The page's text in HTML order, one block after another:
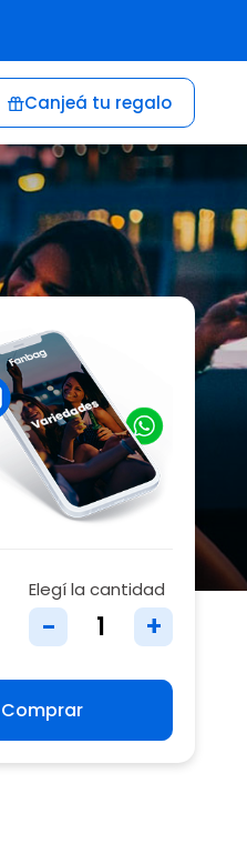
Canjeá tu regalo
Elegí la cantidad
- +
Comprar